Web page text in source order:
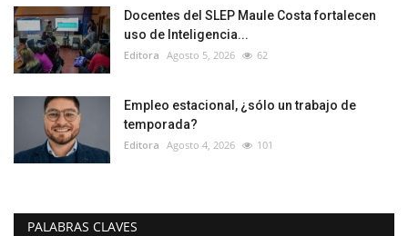
Docentes del SLEP Maule Costa fortalecen
uso de Inteligencia...
Editora Agosto 5, 2026 62
Empleo estacional, ¿sólo un trabajo de
temporada?
Editora Agosto 4, 2026 101
PALABRAS CLAVES